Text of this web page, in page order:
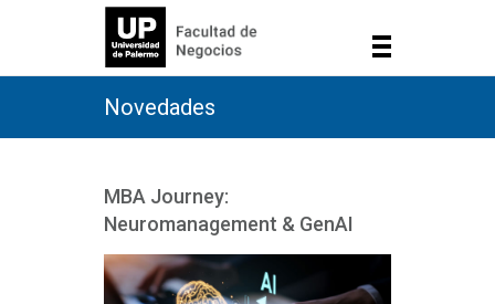
Novedades
MBA Journey:
Neuromanagement & GenAI